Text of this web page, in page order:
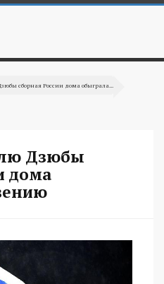
сборная России дома обыграла...
Дзюбы
дома